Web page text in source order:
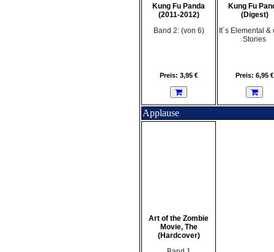
Kung Fu Panda
(2011-2012)
Band 2: (von 6)
Preis: 3,95 €
Kung Fu
(Digest)
It´s Elemental &
Stories
Preis: 6,95 €
Applause
Art of the Zombie
Movie, The
(Hardcover)